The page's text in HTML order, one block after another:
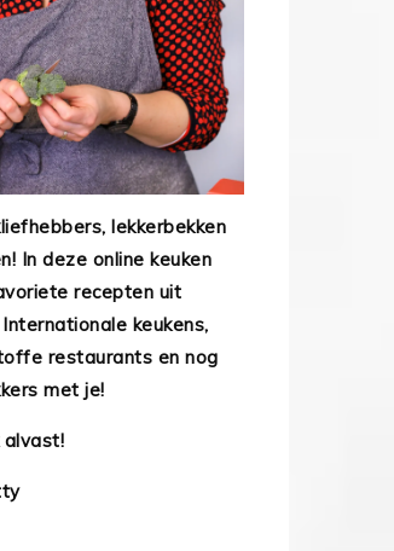
lekkerbekken
In deze online keuken
recepten uit
keukens,
restaurants en nog
met je!
alvast!